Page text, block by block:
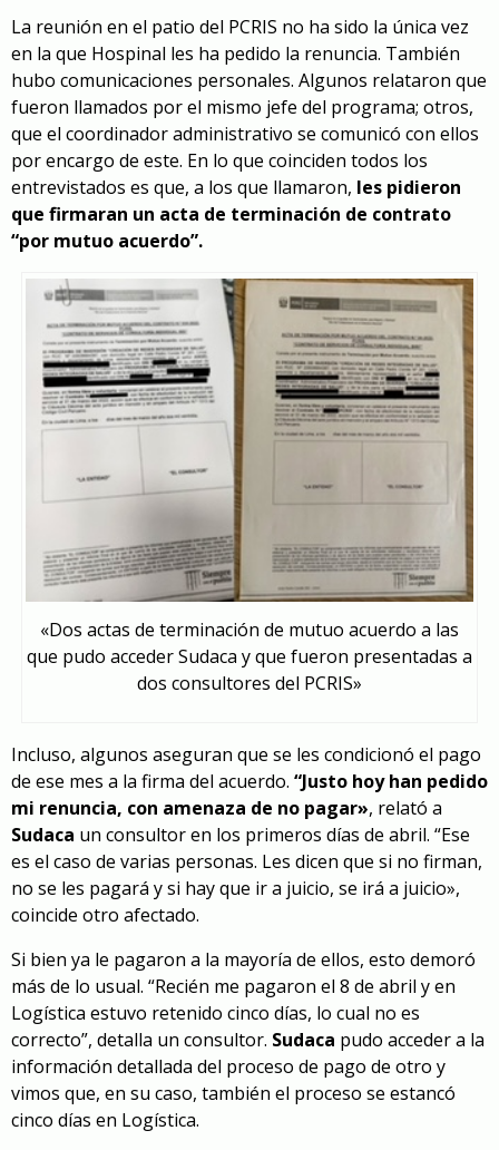
La reunión en el patio del PCRIS no ha sido la única vez
en la que Hospinal les ha pedido la renuncia. También
hubo comunicaciones personales. Algunos relataron que
fueron llamados por el mismo jefe del programa; otros,
que el coordinador administrativo se comunicó con ellos
por encargo de este. En lo que coinciden todos los
entrevistados es que, a los que llamaron, les pidieron
que firmaran un acta de terminación de contrato
“por mutuo acuerdo”.
«Dos actas de terminación de mutuo acuerdo a las
que pudo acceder Sudaca y que fueron presentadas a
dos consultores del PCRIS»
Incluso, algunos aseguran que se les condicionó el pago
de ese mes a la firma del acuerdo. “Justo hoy han pedido
mi renuncia, con amenaza de no pagar», relató a
Sudaca un consultor en los primeros días de abril. “Ese
es el caso de varias personas. Les dicen que si no firman,
no se les pagará y si hay que ir a juicio, se irá a juicio»,
coincide otro afectado.
Si bien ya le pagaron a la mayoría de ellos, esto demoró
más de lo usual. “Recién me pagaron el 8 de abril y en
Logística estuvo retenido cinco días, lo cual no es
correcto”, detalla un consultor. Sudaca pudo acceder a la
información detallada del proceso de pago de otro y
vimos que, en su caso, también el proceso se estancó
cinco días en Logística.